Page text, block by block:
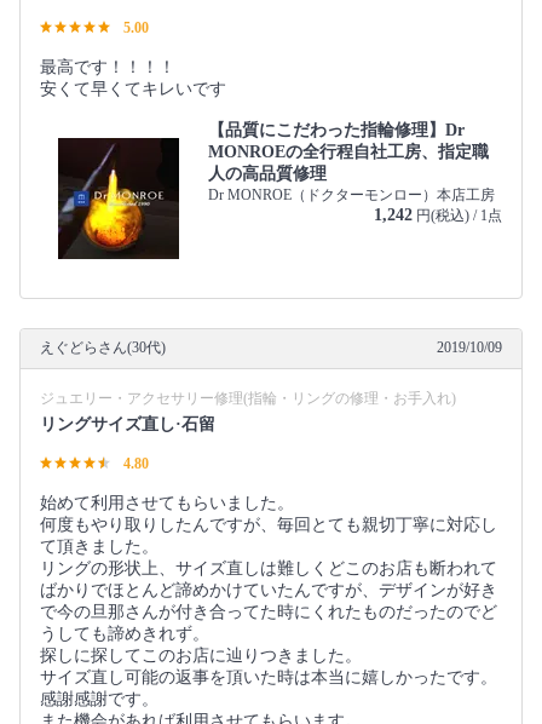
5.00
最高です！！！！
安くて早くてキレいです
【品質にこだわった指輪修理】Dr
MONROEの全行程自社工房、指定職
人の高品質修理
Dr MONROE（ドクターモンロー）本店工房
1,242 円(税込) / 1点
えぐどらさん(30代) 2019/10/09
ジュエリー・アクセサリー修理(指輪・リングの修理・お手入れ)
リングサイズ直し·石留
4.80
始めて利用させてもらいました。
何度もやり取りしたんですが、毎回とても親切丁寧に対応し
て頂きました。
リングの形状上、サイズ直しは難しくどこのお店も断われて
ばかりでほとんど諦めかけていたんですが、デザインが好き
で今の旦那さんが付き合ってた時にくれたものだったのでど
うしても諦めきれず。
探しに探してこのお店に辿りつきました。
サイズ直し可能の返事を頂いた時は本当に嬉しかったです。
感謝感謝です。